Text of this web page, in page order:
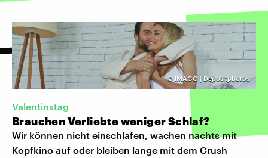
© IMAGO | Depositphotos
Valentinstag
Brauchen Verliebte weniger Schlaf?
Wir können nicht einschlafen, wachen nachts mit
Kopfkino auf oder bleiben lange mit dem Crush